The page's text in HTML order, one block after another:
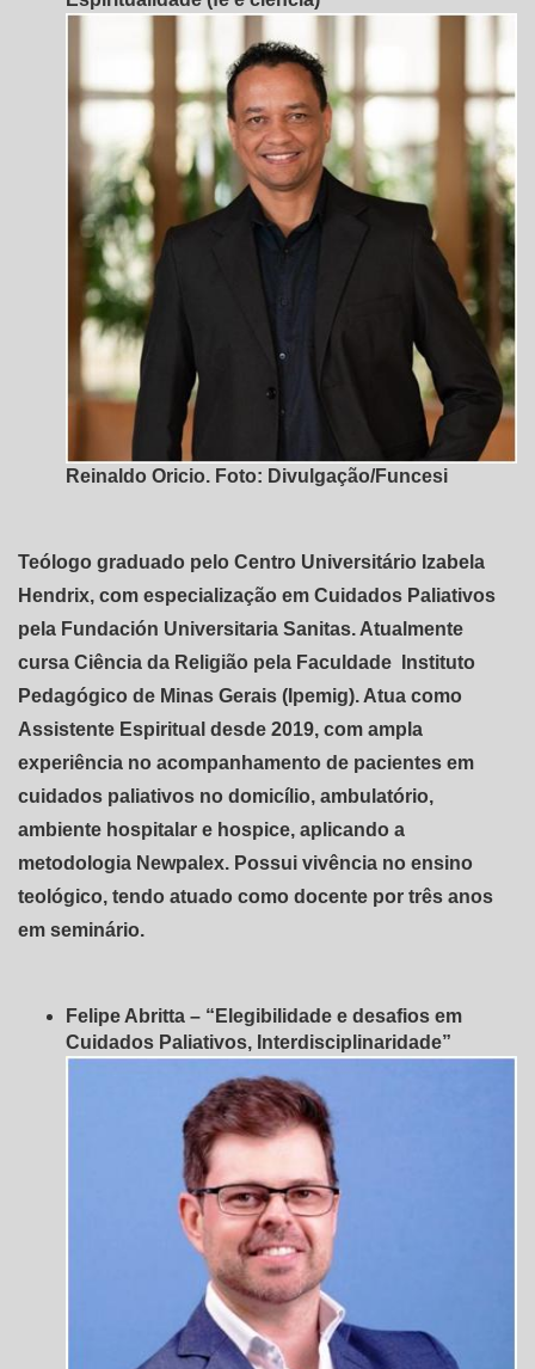
Reinaldo Oricio. Foto: Divulgação/Funcesi
Teólogo graduado pelo Centro Universitário Izabela
Hendrix, com especialização em Cuidados Paliativos
pela Fundación Universitaria Sanitas. Atualmente
cursa Ciência da Religião pela Faculdade Instituto
Pedagógico de Minas Gerais (Ipemig). Atua como
Assistente Espiritual desde 2019, com ampla
experiência no acompanhamento de pacientes em
cuidados paliativos no domicílio, ambulatório,
ambiente hospitalar e hospice, aplicando a
metodologia Newpalex. Possui vivência no ensino
teológico, tendo atuado como docente por três anos
em seminário.
Felipe Abritta – “Elegibilidade e desafios em
Cuidados Paliativos, Interdisciplinaridade”